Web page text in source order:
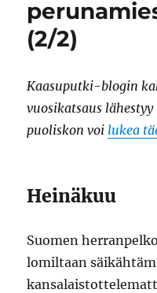
(2/2)
Kaasuputki-blogin
vuosikatsaus
puoliskon voi lukea
Heinäkuu
Suomen
lomiltaan